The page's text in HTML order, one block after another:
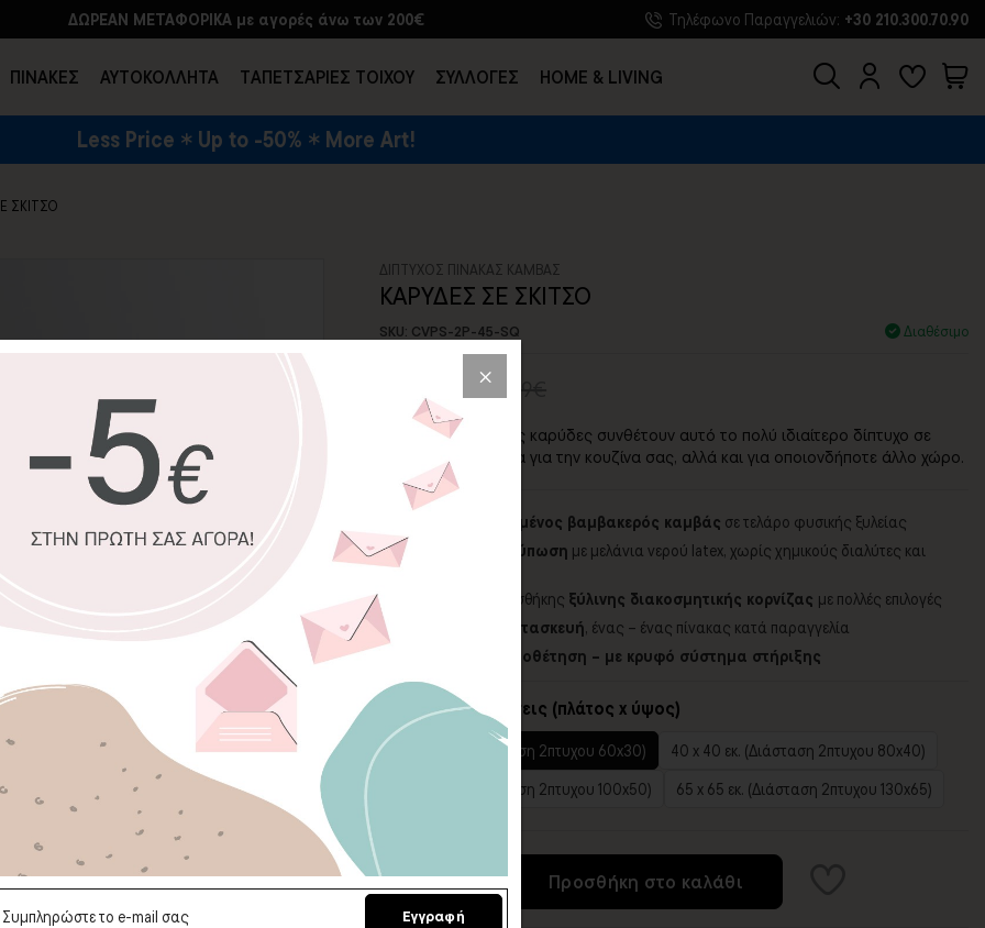
ΔΩΡΕΑΝ ΜΕΤΑΦΟΡΙΚΑ με αγορές άνω των 200€ Τηλέφωνο Παραγγελιών: +30 210.300.70.90
ΠΙΝΑΚΕΣ ΑΥΤΟΚΟΛΛΗΤΑ TΑΠΕΤΣΑΡΙΕΣ ΤΟΙΧΟΥ ΣΥΛΛΟΓΕΣ HOME & LIVING
ΕΝΔΥΣΗ & ΑΞΕΣΟΥΑΡ
Less Price Up to -50% More Art!
ΣΚΙΤΣΟ
ΔΙΠΤΥΧΟΣ ΠΙΝΑΚΑΣ ΚΑΜΒΑΣ
ΚΑΡΥΔΕΣ ΣΕ ΣΚΙΤΣΟ
SKU: CVPS-2P-45-SQ Διαθέσιμο
52,09€
Δύο σκιτσαρισμένες καρύδες συνθέτουν αυτό το πολύ ιδιαίτερο δίπτυχο σε
καμβά. Ιδανικό θέμα για την κουζίνα σας, αλλά και για οποιονδήποτε άλλο χώρο.
100% πιστοποιημένος βαμβακερός καμβάς σε τελάρο φυσικής ξυλείας
Οικολογική εκτύπωση με μελάνια νερού latex, χωρίς χημικούς διαλύτες και
οσμές
Δυνατότητα προσθήκης ξύλινης διακοσμητικής κορνίζας με πολλές επιλογές
Χειροποίητη κατασκευή, ένας – ένας πίνακας κατά παραγγελία
Έτοιμοι για τοποθέτηση – με κρυφό σύστημα στήριξης
Επιλέξτε διαστάσεις (πλάτος x ύψος)
30 x 30 εκ. (Διάσταση 2πτυχου 60x30)
40 x 40 εκ. (Διάσταση 2πτυχου 80x40)
50 x 50 εκ. (Διάσταση 2πτυχου 100x50)
65 x 65 εκ. (Διάσταση 2πτυχου 130x65)
Προσθήκη στο καλάθι
Εγγραφή